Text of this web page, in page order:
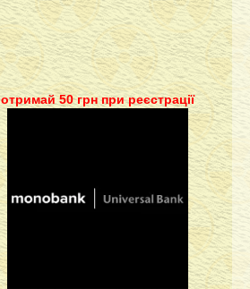
отримай 50 грн при реєстрації